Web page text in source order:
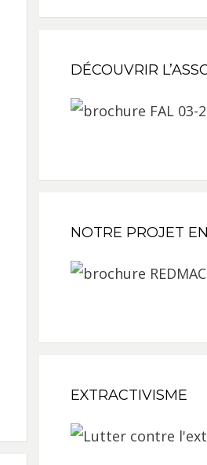
DÉCOUVRIR
NOTRE PROJET
EXTRACTIVISME